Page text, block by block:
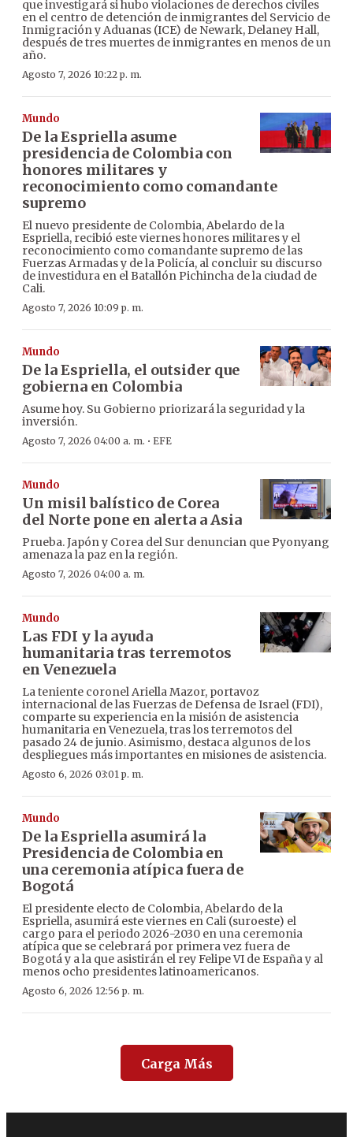
que investigará si hubo violaciones de derechos civiles
en el centro de detención de inmigrantes del Servicio de
Inmigración y Aduanas (ICE) de Newark, Delaney Hall,
después de tres muertes de inmigrantes en menos de un
año.
Agosto 7, 2026 10:22 p. m.
Mundo
De la Espriella asume
presidencia de Colombia con
honores militares y
reconocimiento como comandante
supremo
El nuevo presidente de Colombia, Abelardo de la
Espriella, recibió este viernes honores militares y el
reconocimiento como comandante supremo de las
Fuerzas Armadas y de la Policía, al concluir su discurso
de investidura en el Batallón Pichincha de la ciudad de
Cali.
Agosto 7, 2026 10:09 p. m.
Mundo
De la Espriella, el outsider que
gobierna en Colombia
Asume hoy. Su Gobierno priorizará la seguridad y la
inversión.
Agosto 7, 2026 04:00 a. m. · EFE
Mundo
Un misil balístico de Corea
del Norte pone en alerta a Asia
Prueba. Japón y Corea del Sur denuncian que Pyonyang
amenaza la paz en la región.
Agosto 7, 2026 04:00 a. m.
Mundo
Las FDI y la ayuda
humanitaria tras terremotos
en Venezuela
La teniente coronel Ariella Mazor, portavoz
internacional de las Fuerzas de Defensa de Israel (FDI),
comparte su experiencia en la misión de asistencia
humanitaria en Venezuela, tras los terremotos del
pasado 24 de junio. Asimismo, destaca algunos de los
despliegues más importantes en misiones de asistencia.
Agosto 6, 2026 03:01 p. m.
Mundo
De la Espriella asumirá la
Presidencia de Colombia en
una ceremonia atípica fuera de
Bogotá
El presidente electo de Colombia, Abelardo de la
Espriella, asumirá este viernes en Cali (suroeste) el
cargo para el periodo 2026-2030 en una ceremonia
atípica que se celebrará por primera vez fuera de
Bogotá y a la que asistirán el rey Felipe VI de España y al
menos ocho presidentes latinoamericanos.
Agosto 6, 2026 12:56 p. m.
Carga Más